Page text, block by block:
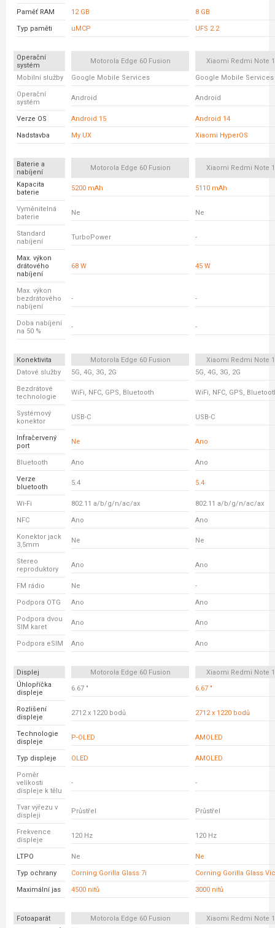
Paměť RAM 12 GB 8 GB
Typ paměti uMCP UFS 2.2
Operační
systém
Motorola Edge 60 Fusion Xiaomi Redmi Note
Mobilní služby Google Mobile Services Google Mobile Services
Operační
systém
Android Android
Verze OS Android 15 Android 14
Nadstavba My UX Xiaomi HyperOS
Baterie a
nabíjení
Motorola Edge 60 Fusion Xiaomi Redmi Note
Kapacita
baterie
5200 mAh 5110 mAh
Vyměnitelná
baterie
Ne Ne
Standard
nabíjení
TurboPower -
Max. výkon
drátového
nabíjení
68 W 45 W
Max. výkon
bezdrátového
nabíjení
- -
Doba nabíjení
na 50 %
- -
Konektivita Motorola Edge 60 Fusion
Xiaomi Redmi Note
Datové služby
5G, 4G, 3G, 2G 5G, 4G, 3G, 2G
Bezdrátové
technologie
WiFi, NFC, GPS, Bluetooth WiFi, NFC, GPS,
Systémový
konektor
USB-C USB-C
Infračervený
port
Ne Ano
Bluetooth Ano Ano
Verze
bluetooth
5.4 5.4
Wi-Fi 802.11 a/b/g/n/ac/ax 802.11 a/b/g/n/ac/ax
NFC Ano Ano
Konektor jack
3,5mm
Ne Ne
Stereo
reproduktory
Ano Ano
FM rádio Ne -
Podpora OTG Ano Ano
Podpora dvou
SIM karet
Ano Ano
Podpora eSIM Ano Ano
Displej Motorola Edge 60 Fusion
Xiaomi Redmi Note
Úhlopříčka
displeje
6.67 " 6.67 "
Rozlišení
displeje
2712 x 1220 bodů 2712 x 1220 bodů
Technologie
displeje
P-OLED AMOLED
Typ displeje OLED AMOLED
Poměr
velikosti
displeje k tělu
- -
Tvar výřezu v
displeji
Průstřel Průstřel
Frekvence
displeje
120 Hz 120 Hz
LTPO Ne Ne
Typ ochrany Corning Gorilla Glass 7i Corning Gorilla Glass
Maximální jas 4500 nitů 3000 nitů
Fotoaparát Motorola Edge 60 Fusion
Xiaomi Redmi Note